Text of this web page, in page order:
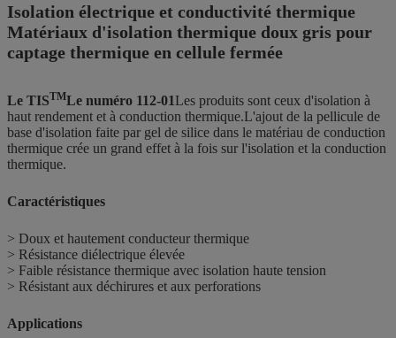
Isolation électrique et conductivité thermique
Matériaux d'isolation thermique doux gris pour
captage thermique en cellule fermée
Le TISTMLe numéro 112-01Les produits sont ceux d'isolation à
haut rendement et à conduction thermique.L'ajout de la pellicule de
base d'isolation faite par gel de silice dans le matériau de conduction
thermique crée un grand effet à la fois sur l'isolation et la conduction
thermique.
Caractéristiques
> Doux et hautement conducteur thermique
> Résistance diélectrique élevée
> Faible résistance thermique avec isolation haute tension
> Résistant aux déchirures et aux perforations
Applications